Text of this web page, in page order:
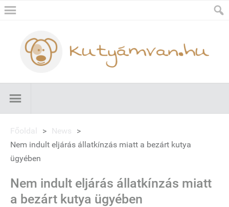
Főoldal > News
>
Nem indult eljárás állatkínzás miatt a bezárt kutya
ügyében
Nem indult eljárás állatkínzás miatt
a bezárt kutya ügyében